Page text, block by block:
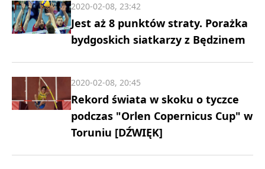
Jest aż 8 punktów straty. Porażka
bydgoskich siatkarzy z Będzinem
2020-02-08, 23:42
Rekord świata w skoku o tyczce
podczas "Orlen Copernicus Cup" w
Toruniu [DŹWIĘK]
2020-02-08, 20:45